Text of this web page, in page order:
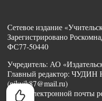
Сетевое издание
Зарегистрировано
ФС77-50440
Учредитель: АО
Главный редактор: ЧУДИН
(nikvik87@mail.ru)
Адрес электронной почты